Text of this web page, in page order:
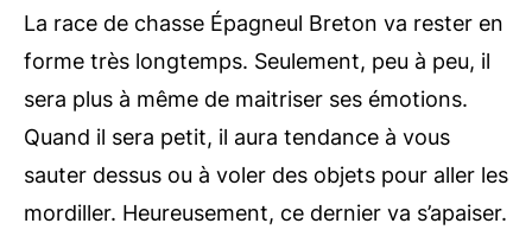
La race de chasse Épagneul Breton va rester en
forme très longtemps. Seulement, peu à peu, il
sera plus à même de maitriser ses émotions.
Quand il sera petit, il aura tendance à vous
sauter dessus ou à voler des objets pour aller les
mordiller. Heureusement, ce dernier va s’apaiser.